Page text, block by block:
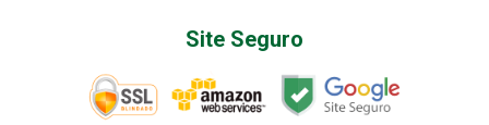
Site Seguro